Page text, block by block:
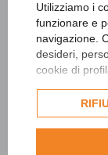
Utilizziamo i
funzionare e
navigazione.
desideri,
cookie di
dell'utente e,
per
informazioni